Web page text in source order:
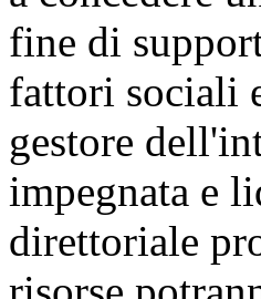
fine di
fattori sociali
gestore
impegnata e
direttoriale